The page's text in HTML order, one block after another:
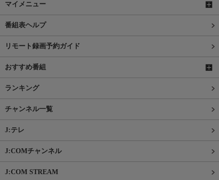
マイメニュー
番組表ヘルプ
リモート録画予約ガイド
おすすめ番組
ランキング
チャンネル一覧
J:テレ
J:COMチャンネル
J:COM STREAM